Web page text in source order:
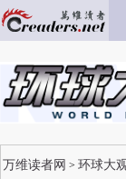
万维读者网 > 环球大